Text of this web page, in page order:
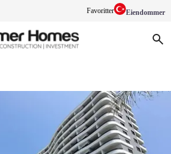
Favoritter Eiendommer